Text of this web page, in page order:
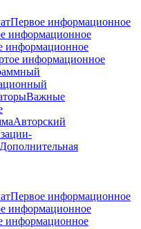
Первое информационное
информационное
информационное
информационное
Важные
Авторский
Дополнительная
Первое информационное
информационное
информационное